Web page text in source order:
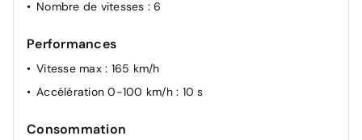
Nombre de vitesses : 6
Performances
Vitesse max : 165 km/h
Accélération 0-100 km/h : 10 s
Consommation